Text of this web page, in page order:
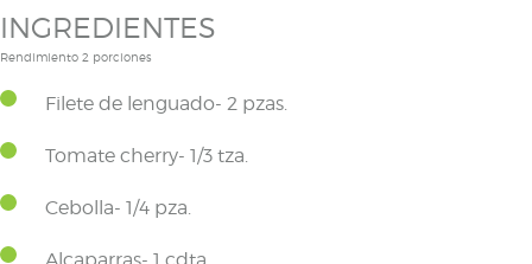
INGREDIENTES
Rendimiento 2 porciones
Filete de lenguado- 2 pzas.
Tomate cherry- 1/3 tza.
Cebolla- 1/4 pza.